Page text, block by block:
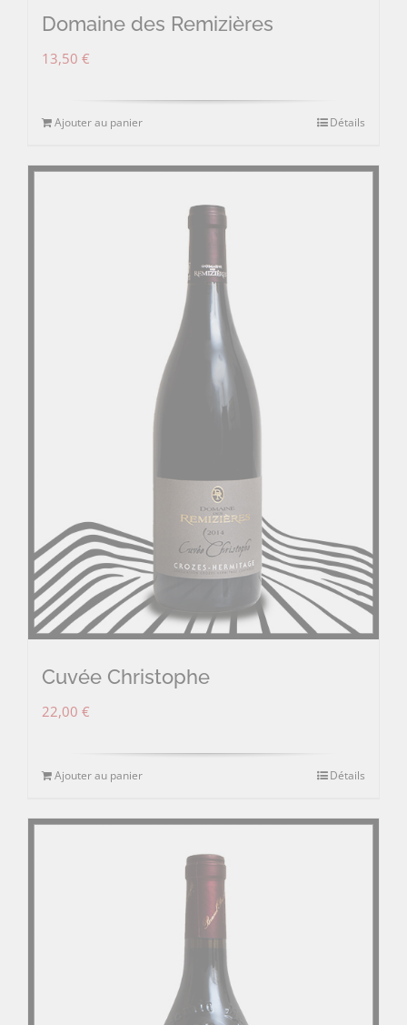
Domaine des Remizières
13,50 €
Ajouter au panier Détails
Cuvée Christophe
22,00 €
Ajouter au panier Détails